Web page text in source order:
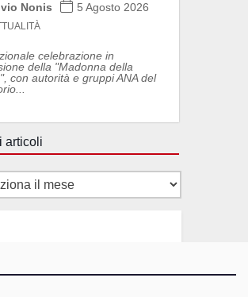
Nonis 5 Agosto 2026
celebrazione in
della "Madonna della
con autorità e gruppi ANA del
articoli